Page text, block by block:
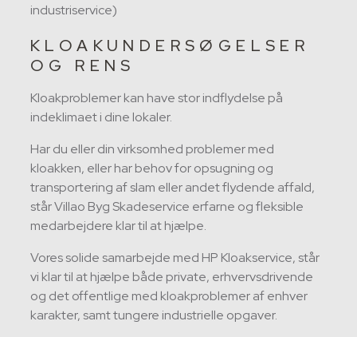
industriservice)
KLOAKUNDERSØGELSER
OG RENS
Kloakproblemer kan have stor indflydelse på
indeklimaet i dine lokaler.
Har du eller din virksomhed problemer med
kloakken, eller har behov for opsugning og
transportering af slam eller andet flydende affald,
står Villao Byg Skadeservice erfarne og fleksible
medarbejdere klar til at hjælpe.
Vores solide samarbejde med HP Kloakservice, står
vi klar til at hjælpe både private, erhvervsdrivende
og det offentlige med kloakproblemer af enhver
karakter, samt tungere industrielle opgaver.